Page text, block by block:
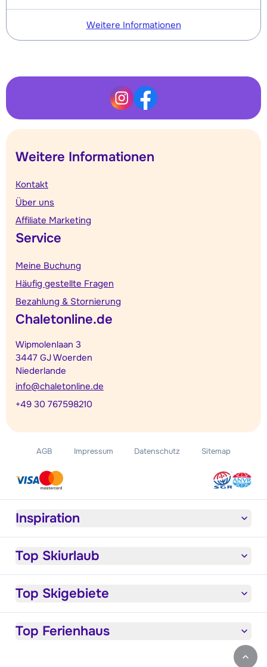
Weitere Informationen
Weitere Informationen
Kontakt
Über uns
Affiliate Marketing
Service
Meine Buchung
Häufig gestellte Fragen
Bezahlung & Stornierung
Chaletonline.de
Wipmolenlaan 3
3447 GJ Woerden
Niederlande
info@chaletonline.de
+49 30 767598210
AGB Impressum Datenschutz Sitemap
Inspiration
Top Skiurlaub
Top Skigebiete
Top Ferienhaus